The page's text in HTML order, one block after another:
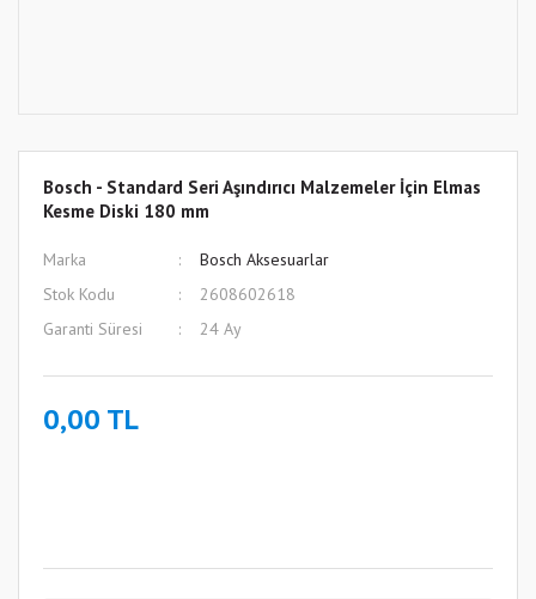
Bosch - Standard Seri Aşındırıcı Malzemeler İçin Elmas
Kesme Diski 180 mm
Marka
Bosch Aksesuarlar
Stok Kodu
2608602618
Garanti Süresi
24 Ay
0,00 TL